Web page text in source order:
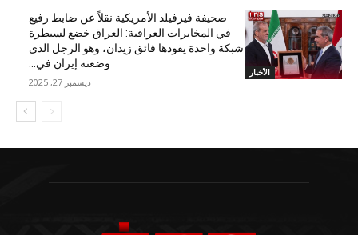
الأخبار
صحيفة فيرفيلد الأمريكية نقلاً عن ضابط رفيع
في المخابرات العراقية: العراق خضع لسيطرة
شبكة واحدة يقودها فائق زيدان، وهو الرجل الذي
وضعته إيران في...
ديسمبر 27, 2025